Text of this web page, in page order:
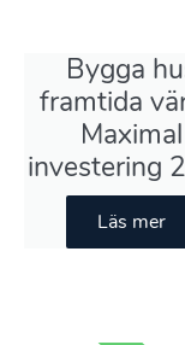
Bygga
framtida
Maximal
investering
Läs mer